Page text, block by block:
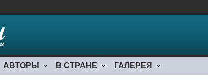
АВТОРЫ В СТРАНЕ ГАЛЕРЕЯ